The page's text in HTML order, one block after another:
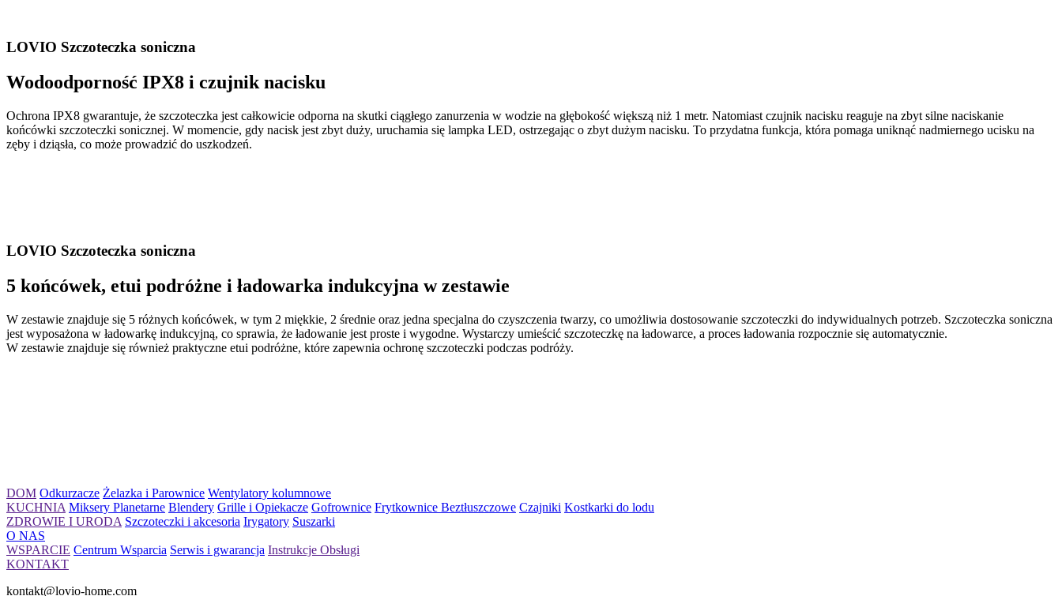
LOVIO Szczoteczka soniczna
Wodoodporność IPX8 i czujnik nacisku
Ochrona IPX8 gwarantuje, że szczoteczka jest całkowicie odporna na skutki ciągłego zanurzenia w wodzie na głębokość większą niż 1 metr. Natomiast czujnik nacisku reaguje na zbyt silne naciskanie
końcówki szczoteczki sonicznej. W momencie, gdy nacisk jest zbyt duży, uruchamia się lampka LED, ostrzegając o zbyt dużym nacisku. To przydatna funkcja, która pomaga uniknąć nadmiernego ucisku na
zęby i dziąsła, co może prowadzić do uszkodzeń.
LOVIO Szczoteczka soniczna
5 końcówek, etui podróżne i ładowarka indukcyjna w zestawie
W zestawie znajduje się 5 różnych końcówek, w tym 2 miękkie, 2 średnie oraz jedna specjalna do czyszczenia twarzy, co umożliwia dostosowanie szczoteczki do indywidualnych potrzeb. Szczoteczka soniczna
jest wyposażona w ładowarkę indukcyjną, co sprawia, że ładowanie jest proste i wygodne. Wystarczy umieścić szczoteczkę na ładowarce, a proces ładowania rozpocznie się automatycznie.
W zestawie znajduje się również praktyczne etui podróżne, które zapewnia ochronę szczoteczki podczas podróży.
DOM Odkurzacze Żelazka i Parownice Wentylatory kolumnowe
KUCHNIA Miksery Planetarne Blendery Grille i Opiekacze Gofrownice Frytkownice Beztłuszczowe Czajniki Kostkarki do lodu
ZDROWIE I URODA Szczoteczki i akcesoria Irygatory Suszarki
O NAS
WSPARCIE Centrum Wsparcia Serwis i gwarancja Instrukcje Obsługi
KONTAKT
kontakt@lovio-home.com